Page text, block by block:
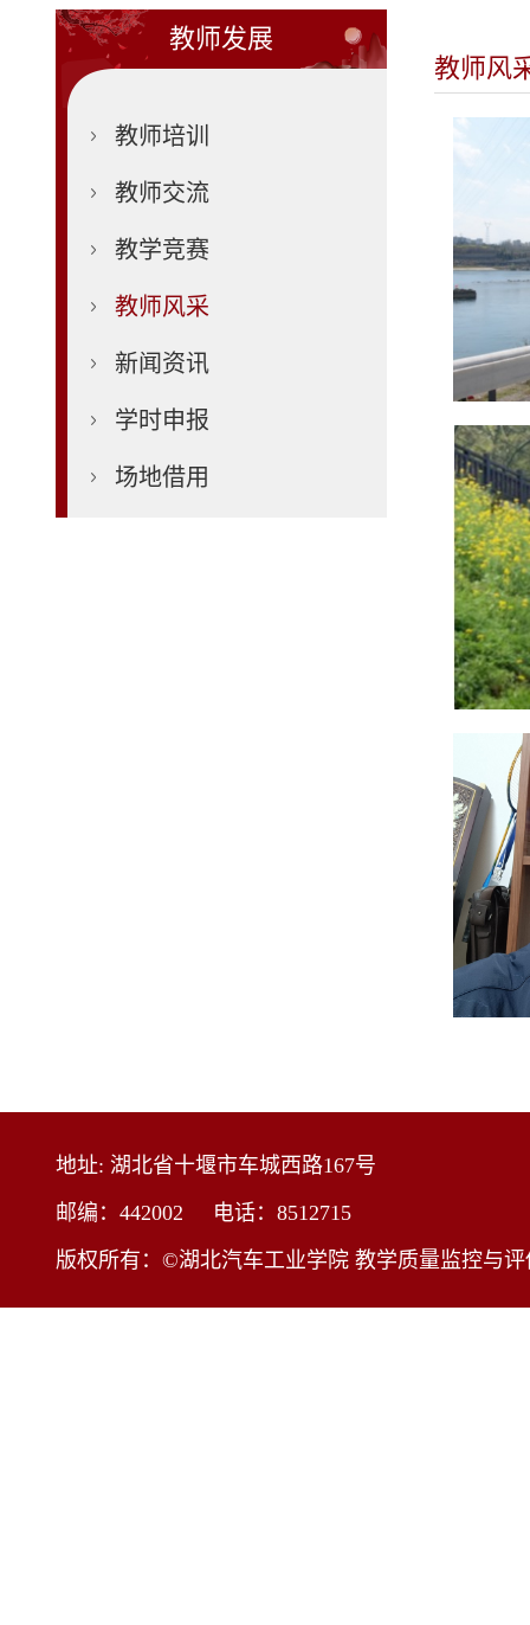
教师发展
教师培训
教师交流
教学竞赛
教师风采
新闻资讯
学时申报
场地借用
教师风
地址: 湖北省十堰市车城西路167号
邮编：442002 电话：8512715
版权所有：©湖北汽车工业学院 教学质量监控与评